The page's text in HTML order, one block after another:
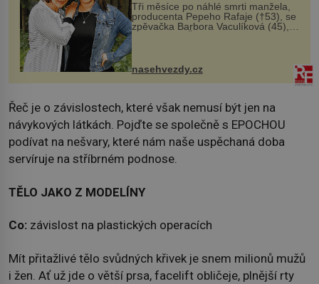
Tři měsíce po náhlé smrti manžela,
producenta Pepeho Rafaje (†53), se
zpěvačka Barbora Vaculíková (45),
dcera Petry Černocké (75), poprvé
ozvala veřejnosti. Na sociální síti
sdílela, že se snaží fung...
nasehvezdy.cz
Řeč je o závislostech, které však nemusí být jen na
návykových látkách. Pojďte se společně s EPOCHOU
podívat na nešvary, které nám naše uspěchaná doba
servíruje na stříbrném podnose.
TĚLO JAKO Z MODELÍNY
Co: závislost na plastických operacích
Mít přitažlivé tělo svůdných křivek je snem milionů mužů
i žen. Ať už jde o větší prsa, facelift obličeje, plnější rty